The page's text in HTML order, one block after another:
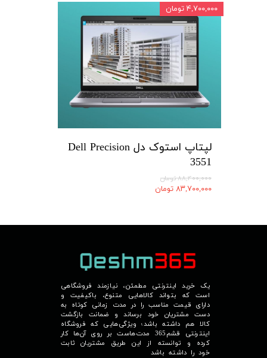
لپتاپ استوک دل Dell Precision
3551
۸۸,۴۰۰,۰۰۰ تومان
۸۳,۷۰۰,۰۰۰ تومان
۴,۷۰۰,۰۰۰ تومان
یک خرید اینترنتی مطمئن، نیازمند فروشگاهی
است که بتواند کالاهایی متنوع، باکیفیت و
دارای قیمت مناسب را در مدت زمانی کوتاه به
دست مشتریان خود برساند و ضمانت بازگشت
کالا هم داشته باشد؛ ویژگی‌هایی که فروشگاه
اینترنتی قشم365 مدت‌هاست بر روی آن‌ها کار
کرده و توانسته از این طریق مشتریان ثابت
خود را داشته باشد